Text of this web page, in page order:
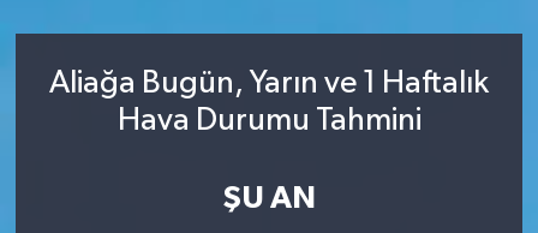
Aliağa Bugün, Yarın ve 1 Haftalık
Hava Durumu Tahmini
ŞU AN
Süper Lig Puan Durumu ve Fikstür